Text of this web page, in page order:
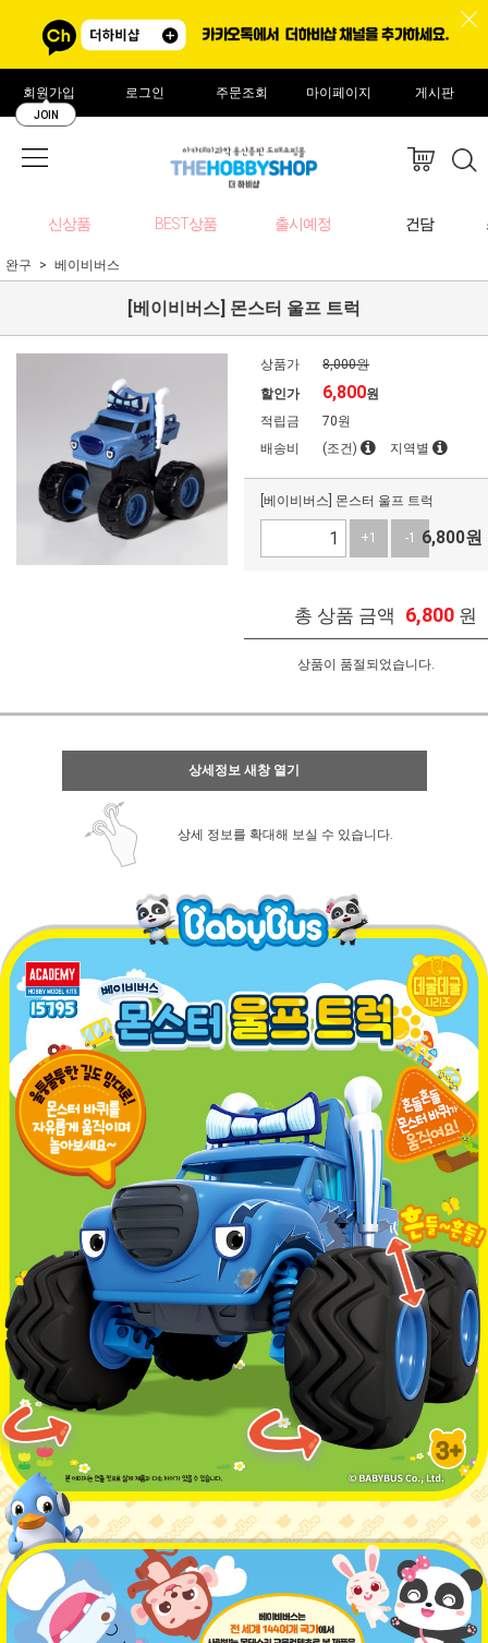
회원가입
JOIN
로그인 주문조회 마이페이지 게시판
신상품 BEST상품 출시예정 건담
완구 베이비버스
[베이비버스] 몬스터 울프 트럭
상품가
8,000원
할인가
6,800원
적립금
70원
배송비
(조건) 지역별
[베이비버스] 몬스터 울프 트럭
+1 -1 6,800원
총 상품 금액 6,800 원
상품이 품절되었습니다.
상세정보 새창 열기
상세 정보를 확대해 보실 수 있습니다.